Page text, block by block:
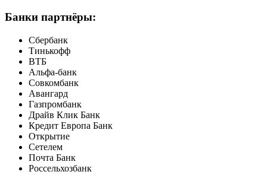
Банки партнёры:
Сбербанк
Тинькофф
ВТБ
Альфа-банк
Совкомбанк
Авангард
Газпромбанк
Драйв Клик Банк
Кредит Европа Банк
Открытие
Сетелем
Почта Банк
Россельхозбанк